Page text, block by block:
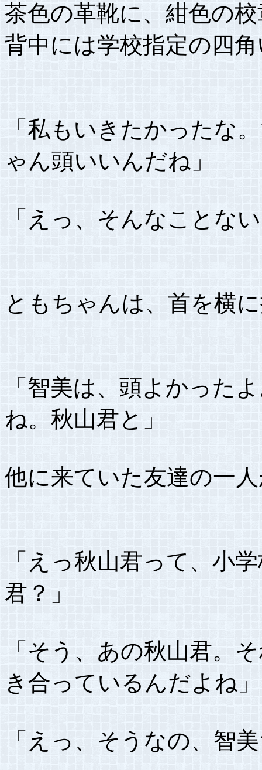
茶色の革靴に、紺色の
背中には学校指定の四
「私もいきたかったな
ゃん頭いいんだね」
「えっ、そんなことな
ともちゃんは、首を横
「智美は、頭よかった
ね。秋山君と」
他に来ていた友達の一
「えっ秋山君って、小
君？」
「そう、あの秋山君。
き合っているんだよね」
「えっ、そうなの、智